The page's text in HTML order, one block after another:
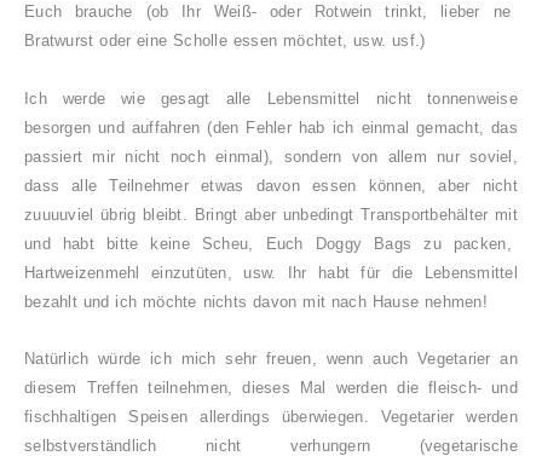
Euch brauche (ob IhrWeiß- oder Rotwein trinkt, lieber ne
Bratwurst oder eine Scholle essen möchtet, usw. usf.)
Ich werde wie gesagt alle Lebensmittel nicht tonnenweise
besorgen und auffahren (den Fehler hab ich einmal gemacht, das
passiert mir nicht noch einmal) , sondern von allem nur soviel,
dass alle Teilnehmer etwas davon essen können, aber nicht
zuuuuviel übrig bleibt. Bringt aber unbedingt Transportbehälter mit
und habt bitte keine Scheu,
Euch Doggy Bags zu pac ken,
Hartweizenmehleinzutüten, usw. Ihr habt für die Lebensmittel
bezahlt und ich möchte nichts davon mit nach Hause nehmen!
Natürlich würde ich mich sehr freuen, wenn auch Vegetarier an
diesem Treffen teilnehmen, dieses Mal werden die fleisch- und
fischhaltigen Speisen allerdings überwiegen. Vegetarier werden
selbstverständlich nicht verhungern (vegetarische